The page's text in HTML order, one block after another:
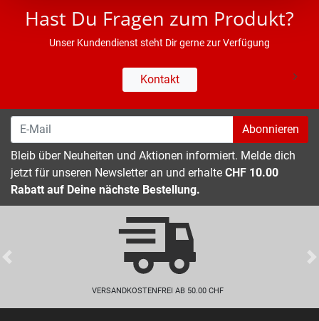
Hast Du Fragen zum Produkt?
Unser Kundendienst steht Dir gerne zur Verfügung
Kontakt
Abonnieren
Bleib über Neuheiten und Aktionen informiert. Melde dich
jetzt für unseren Newsletter an und erhalte CHF 10.00
Rabatt auf Deine nächste Bestellung.
VERSANDKOSTENFREI AB 50.00 CHF
Previous